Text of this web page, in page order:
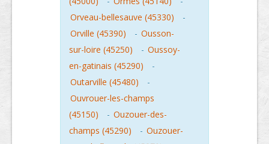
Orveau-bellesauve (45330)
-
Orville (45390)
- Ousson-
sur-loire (45250)
- Oussoy-
en-gatinais (45290)
-
Outarville (45480)
-
Ouvrouer-les-champs
(45150)
- Ouzouer-des-
champs (45290)
- Ouzouer-